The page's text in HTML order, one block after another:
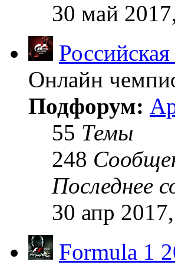
30 май
Онлайн
Подфорум:
55 Темы
248
Последнее
30 апр
Formula 1